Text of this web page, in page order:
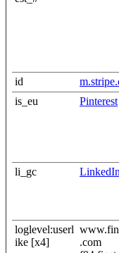
id
is_eu
Pinterest
li_gc LinkedIn
loglevel:userl
ike [x4]
.com